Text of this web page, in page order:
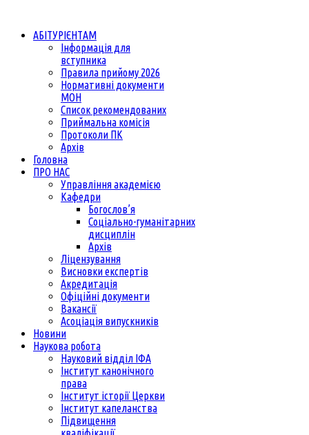
АБІТУРІЄНТАМ
Інформація для
вступника
Правила прийому 2026
Нормативні документи
МОН
Список рекомендованих
Приймальна комісія
Протоколи ПК
Архів
Головна
ПРО НАС
Управління академією
Кафедри
Богослов’я
Соціально-гуманітарних
дисциплін
Архів
Ліцензування
Висновки експертів
Акредитація
Офіційні документи
Вакансії
Асоціація випускників
Новини
Наукова робота
Науковий відділ ІФА
Інститут канонічного
права
Інститут історії Церкви
Інститут капеланства
Підвищення